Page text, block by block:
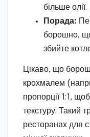
більше олії.
Порада:
борошно,
збийте
Цікаво, що
крохмалем
пропорції 1:1,
текстуру. Такий
ресторанах для